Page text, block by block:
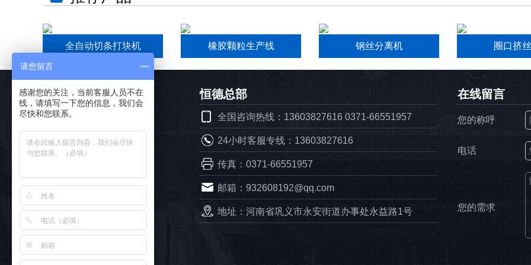
全自动切条打块机 橡胶颗粒生产线 钢丝分离机 圈口挤
恒德产品
轮胎预处理系列
轮胎破碎机系列
橡胶磨粉机系列
自动化分选系列
恒德总部
全国咨询热线：13603827616 0371-66551957
24小时客服专线：13603827616
传真：0371-66551957
邮箱：932608192@qq.com
地址：河南省巩义市永安街道办事处永益路1号
在线留言
您的称呼
电话
您的需求
请您留言
感谢您的关注，当前客服人员不在
线，请填写一下您的信息，我们会
尽快和您联系。